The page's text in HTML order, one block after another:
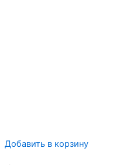
Добавить в корзину